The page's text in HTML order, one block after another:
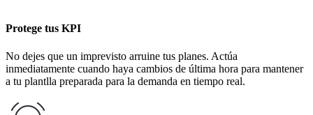
Protege tus KPI
No dejes que un imprevisto arruine tus planes. Actúa
inmediatamente cuando haya cambios de última hora para mantener
a tu plantlla preparada para la demanda en tiempo real.